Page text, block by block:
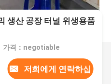
생산 공장 터널 위생용품
가격：negotiable
저희에게 연락하십